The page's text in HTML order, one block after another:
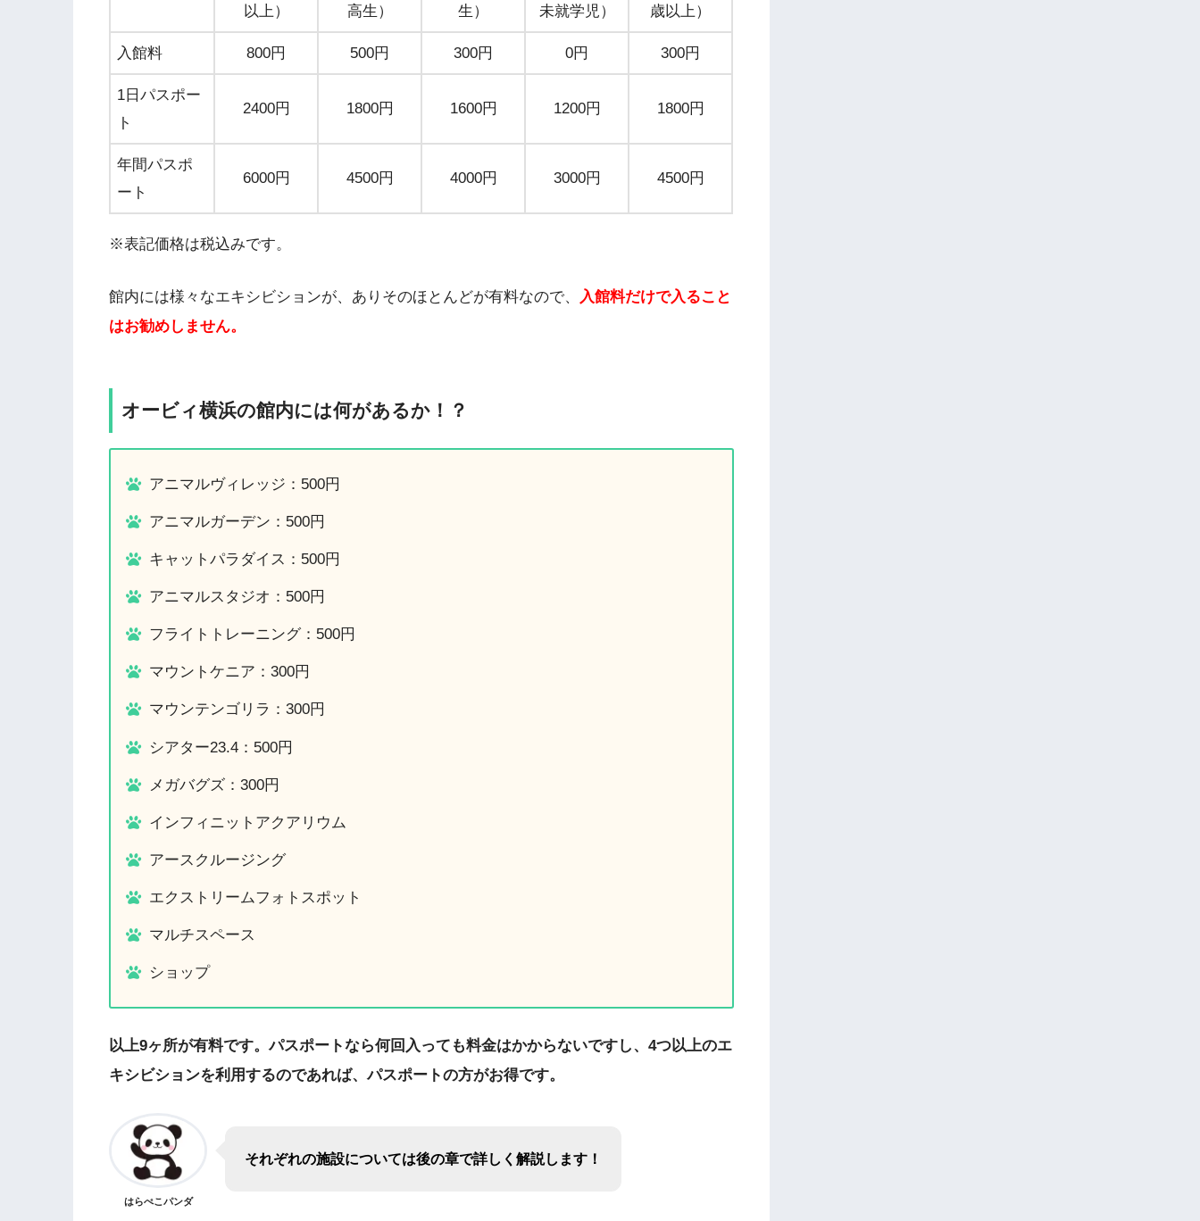
以上）
高生）
生）
未就学児）
歳以上）
入館料 800円 500円 300円 0円 300円
1日パスポー
ト
2400円 1800円 1600円 1200円 1800円
年間パスポ
ート
6000円 4500円 4000円 3000円 4500円
※表記価格は税込みです。
館内には様々なエキシビションが、ありそのほとんどが有料なので、
入館料だけで入ること
はお勧めしません。
オービィ横浜の館内には何があるか！？
アニマルヴィレッジ：500円
アニマルガーデン：500円
キャットパラダイス：500円
アニマルスタジオ：500円
フライトトレーニング：500円
マウントケニア：300円
マウンテンゴリラ：300円
シアター23.4：500円
メガバグズ：300円
インフィニットアクアリウム
アースクルージング
エクストリームフォトスポット
マルチスペース
ショップ
以上9ヶ所が有料です。パスポートなら何回入っても料金はかからないですし、4つ以上のエ
キシビションを利用するのであれば、パスポートの方がお得です。
はらぺこパンダ
それぞれの施設については後の章で詳しく解説します！